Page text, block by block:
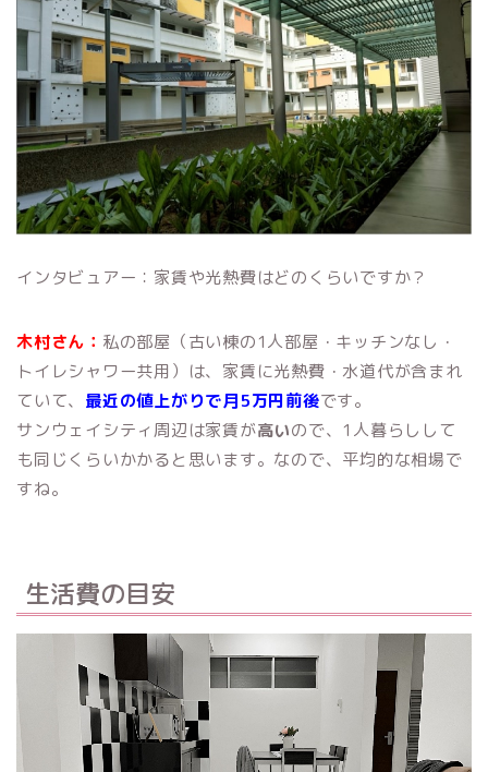
インタビュアー：家賃や光熱費はどのくらいですか？
木村さん： 私の部屋（古い棟の1人部屋・キッチンなし・
トイレシャワー共用）は、家賃に光熱費・水道代が含まれ
ていて、 最近の値上がりで月5万円前後です。
サンウェイシティ周辺は家賃が高いので、1人暮らしして
も同じくらいかかると思います。なので、平均的な相場で
すね。
生活費の目安